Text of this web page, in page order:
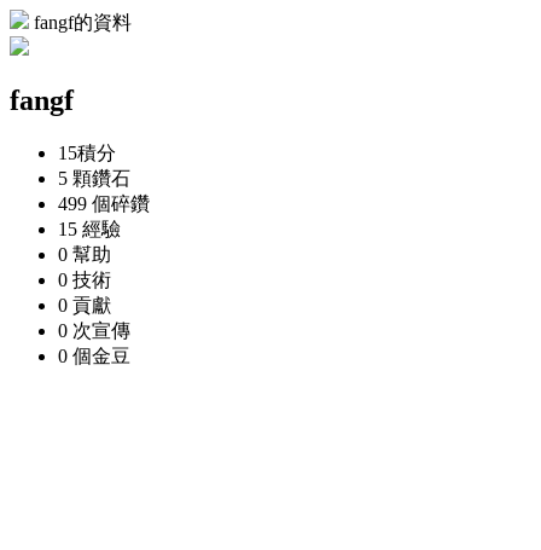
fangf的資料
fangf
15積分
5 顆鑽石
499 個碎鑽
15 經驗
0 幫助
0 技術
0 貢獻
0 次宣傳
0 個金豆